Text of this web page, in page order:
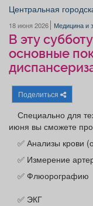
Работа
Афиша
Товары
Центральная
18 июня 2026 Медицина и
В эту
основные
Поделиться
Специально для
июня вы сможете
✅ Анализы крови
✅ Измерение
✅ Флюорографию
✅ ЭКГ